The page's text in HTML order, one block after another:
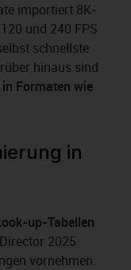
importiert 8K-
und 240 FPS
schnellste
hinaus sind
Formaten wie
in
up-Tabellen
2025
vornehmen.